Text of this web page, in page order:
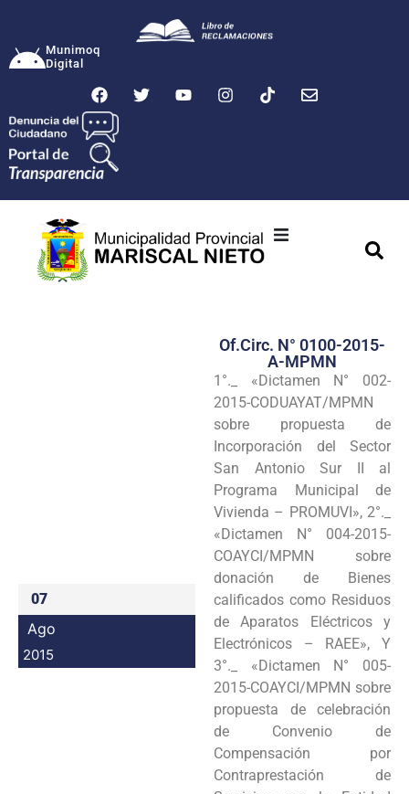
Munimoq
Digital
Transparencia
Programas
Intranet
07
Ago
2015
Of.Circ. N° 0100-2015-
A-MPMN
1°._ «Dictamen N° 002-
2015-CODUAYAT/MPMN
sobre propuesta de
Incorporación del Sector
San Antonio Sur II al
Programa Municipal de
Vivienda – PROMUVI», 2°._
«Dictamen N° 004-2015-
COAYCI/MPMN sobre
donación de Bienes
calificados como Residuos
de Aparatos Eléctricos y
Electrónicos – RAEE», Y
3°._ «Dictamen N° 005-
2015-COAYCI/MPMN sobre
propuesta de celebración
de Convenio de
Compensación por
Contraprestación de